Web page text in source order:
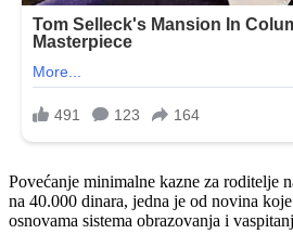
Povećanje minimalne kazne za roditelje
na 40.000 dinara, jedna je od novina
osnovama sistema obrazovanja i